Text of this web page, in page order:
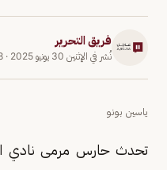
فريق التحرير
نُشر في الإثنين 30 يونيو 2025 ·
ياسين بونو
تحدث حارس مرمى نادي